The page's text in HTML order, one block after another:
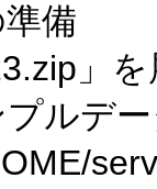
備
」
ルデ